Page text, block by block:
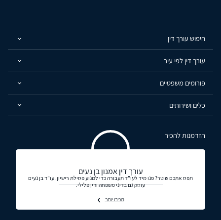
חיפוש עורך דין
עורך דין לפי עיר
פורומים משפטיים
כלים ושירותים
הזדמנות להכיר
עורך דין אמנון בן נעים
תפס אתכם שוטר? פנו מיד לעו"ד תעבורה כדי למנוע פסילת רישיון. עו"ד בן נעים
עוסק גם בדיני משפחה ודין פלילי.
תכירו יותר